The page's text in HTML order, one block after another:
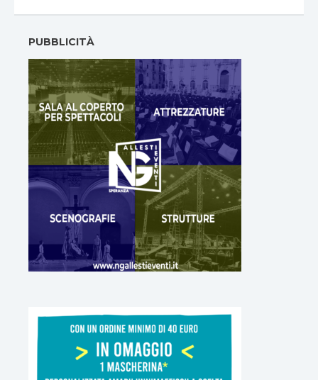
PUBBLICITÀ